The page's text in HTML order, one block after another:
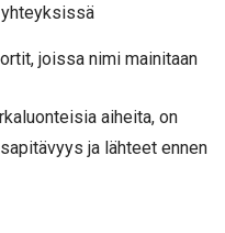
joissa nimi mainitaan
aiheita, on
ja lähteet ennen